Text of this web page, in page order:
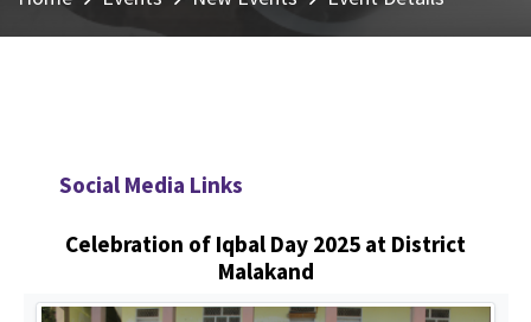
Social Media Links
Celebration of Iqbal Day 2025 at District
Malakand